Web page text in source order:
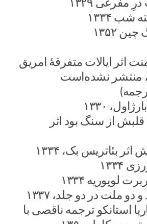
مفرغی ۱۳۲۹
۱۳۳۴
۱۳۵۲
اثر ایالات متفرقهٔ امریق
منتشر نشده‌است
۱۳۳۰
از سنگ بود اثر
بئاتریس بک، ۱۳۳۴
۱۳۳۴
لوپوریه ۱۳۳۴
دو ملت در دو جلد، ۱۳۳۷
استانکو ترجمه ناقصی با